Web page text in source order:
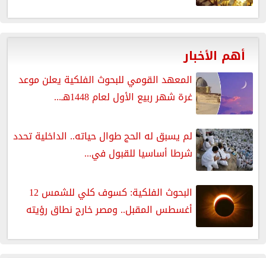
أهم الأخبار
المعهد القومي للبحوث الفلكية يعلن موعد
غرة شهر ربيع الأول لعام 1448هـ...
لم يسبق له الحج طوال حياته.. الداخلية تحدد
شرطا أساسيا للقبول في...
البحوث الفلكية: كسوف كلي للشمس 12
أغسطس المقبل.. ومصر خارج نطاق رؤيته